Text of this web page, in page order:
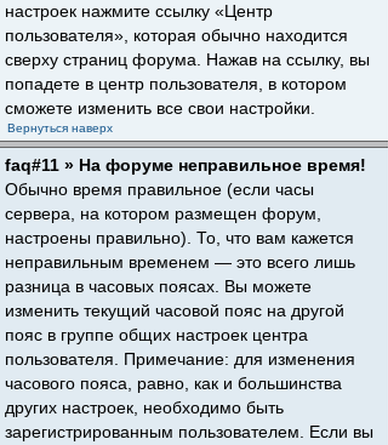
настроек нажмите ссылку «Центр
пользователя», которая обычно находится
сверху страниц форума. Нажав на ссылку, вы
попадете в центр пользователя, в котором
сможете изменить все свои настройки.
Вернуться наверх
faq#11 » На форуме неправильное время!
Обычно время правильное (если часы
сервера, на котором размещен форум,
настроены правильно). То, что вам кажется
неправильным временем — это всего лишь
разница в часовых поясах. Вы можете
изменить текущий часовой пояс на другой
пояс в группе общих настроек центра
пользователя. Примечание: для изменения
часового пояса, равно, как и большинства
других настроек, необходимо быть
зарегистрированным пользователем. Если вы